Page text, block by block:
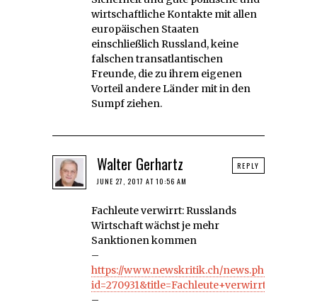
wirtschaftliche Kontakte mit allen
europäischen Staaten
einschließlich Russland, keine
falschen transatlantischen
Freunde, die zu ihrem eigenen
Vorteil andere Länder mit in den
Sumpf ziehen.
Walter Gerhartz
JUNE 27, 2017 AT 10:56 AM
Fachleute verwirrt: Russlands
Wirtschaft wächst je mehr
Sanktionen kommen
–
https://www.newskritik.ch/news.php?
–
REPLY